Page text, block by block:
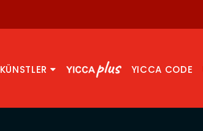
KÜNSTLER YICCA CODE